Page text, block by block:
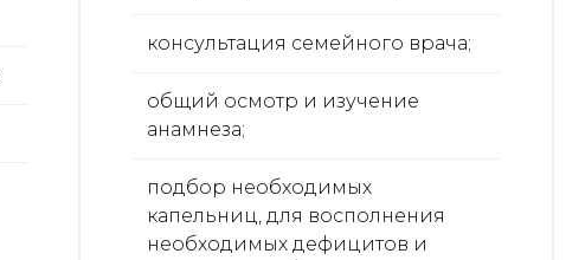
консультация семейного врача;
общий осмотр и изучение
анамнеза;
подбор необходимых
капельниц, для восполнения
необходимых дефицитов и